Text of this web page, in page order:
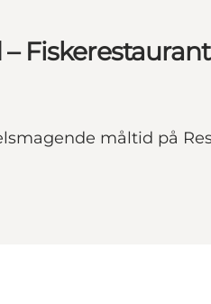
måltid på